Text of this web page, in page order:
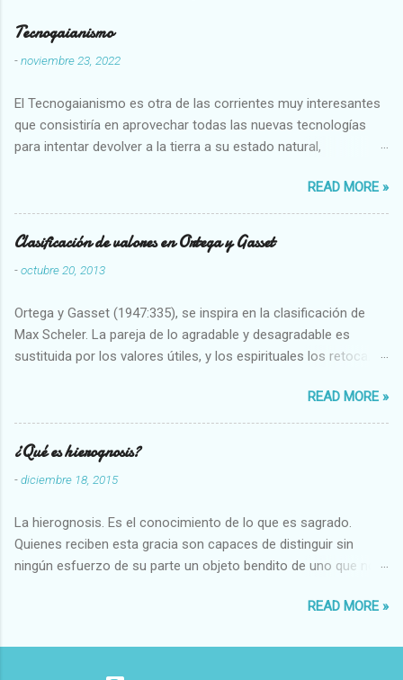
Tecnogaianismo
-noviembre 23, 2022
El Tecnogaianismo es otra de las corrientes muy interesantes
que consistiría en aprovechar todas las nuevas tecnologías
para intentar devolver a la tierra a su estado natural,
READ MORE »
Clasificación de valores en Ortega y Gasset
-octubre 20, 2013
Ortega y Gasset (1947:335), se inspira en la clasificación de
Max Scheler. La pareja de lo agradable y desagradable es
sustituida por los valores útiles, y los espirituales los retoca.
Abundante-Escaso,etc 2 VITALES Sano-Enfermo Selecto-
Vulgar Enérgico-Inerte Fuerte-Débil,etc. 3 ESPIRITUALES a)
Intelectuales Conocimiento-Error Exacto-Aproximado
Evidente-Probable,etc b) Morales Bueno-malo Bondadoso-
malvado Justo-Injusto Escrupuloso-Relajado Leal-Desleal,etc.
Armonioso-Inarmonioso 4 RELIGIOSOS Santo-Pr...
READ MORE »
¿Qué es hierognosis?
-diciembre 18, 2015
La hierognosis. Es el conocimiento de lo que es sagrado.
Quienes reciben esta gracia son capaces de distinguir sin
ningún esfuerzo de su parte un objeto bendito de uno que no
READ MORE »